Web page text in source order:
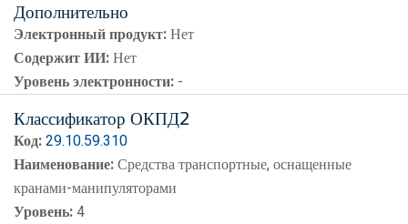
Дополнительно
Электронный продукт:Нет
Содержит ИИ:Нет
Уровень электронности: -
Классификатор ОКПД2
Код:29.10.59.310
Наименование:Средства транспортные, оснащенные
кранами-манипуляторами
Уровень:4